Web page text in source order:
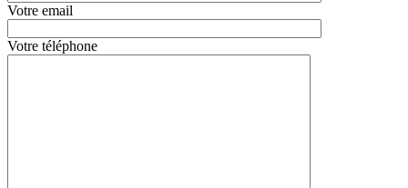
Votre email
Votre téléphone